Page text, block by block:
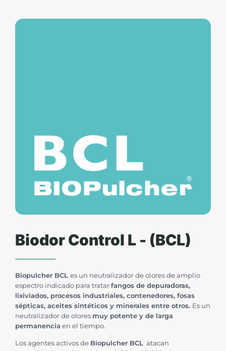
Biodor Control L - (BCL)
Biopulcher BCL es un neutralizador de olores de amplio
espectro indicado para tratar fangos de depuradoras,
lixiviados, procesos industriales, contenedores, fosas
sépticas, aceites sintéticos y minerales entre otros. Es un
neutralizador de olores muy potente y de larga
permanencia en el tiempo.
Los agentes activos de Biopulcher BCL atacan